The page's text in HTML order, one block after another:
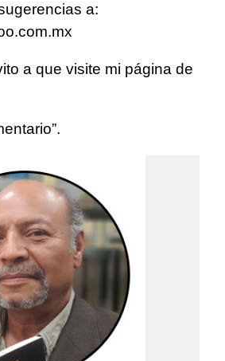
a:
a que visite mi página de